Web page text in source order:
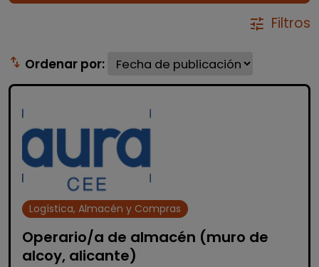
tune Filtros
swap_vert Ordenar por:
Logística, Almacén y Compras
Operario/a de almacén (muro de
alcoy, alicante)